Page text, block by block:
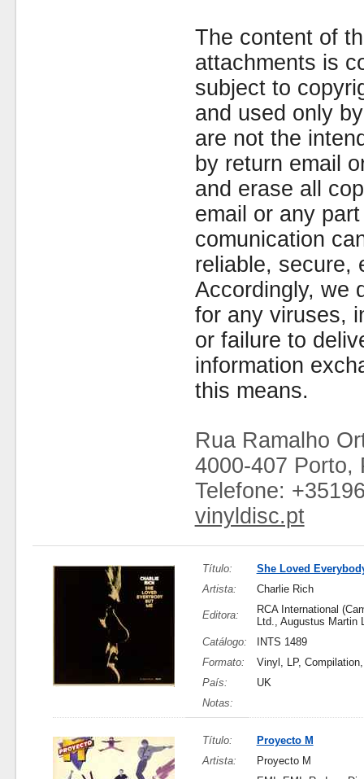
The content of
attachments is
subject to
and used only
are not the
by return email
and erase all
email or any
comunication
reliable, secure,
Accordingly, we
for any viruses,
or failure to
information
this means.
Rua Ramalho
4000-407 Porto,
Telefone:
vinyldisc.pt
Título:
She Loved
Artista:
Charlie Rich
Editora:
RCA International
Ltd., Augustus Martin
Catálogo:
INTS 1489
Formato:
Vinyl, LP,
País:
UK
Notas:
Título:
Proyecto M
Artista:
Proyecto M